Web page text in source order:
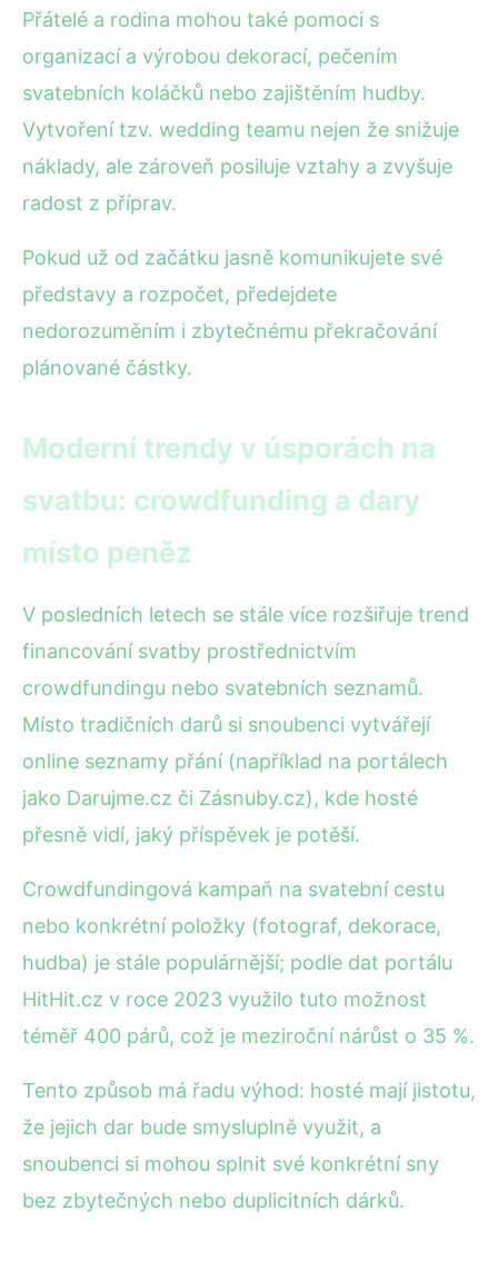
Přátelé a rodina mohou také pomoci s
organizací a výrobou dekorací, pečením
svatebních koláčků nebo zajištěním hudby.
Vytvoření tzv. wedding teamu nejen že snižuje
náklady, ale zároveň posiluje vztahy a zvyšuje
radost z příprav.
Pokud už od začátku jasně komunikujete své
představy a rozpočet, předejdete
nedorozuměním i zbytečnému překračování
plánované částky.
Moderní trendy v úsporách na
svatbu: crowdfunding a dary
místo peněz
V posledních letech se stále více rozšiřuje trend
financování svatby prostřednictvím
crowdfundingu nebo svatebních seznamů.
Místo tradičních darů si snoubenci vytvářejí
online seznamy přání (například na portálech
jako Darujme.cz či Zásnuby.cz), kde hosté
přesně vidí, jaký příspěvek je potěší.
Crowdfundingová kampaň na svatební cestu
nebo konkrétní položky (fotograf, dekorace,
hudba) je stále populárnější; podle dat portálu
HitHit.cz v roce 2023 využilo tuto možnost
téměř 400 párů, což je meziroční nárůst o 35 %.
Tento způsob má řadu výhod: hosté mají jistotu,
že jejich dar bude smysluplně využit, a
snoubenci si mohou splnit své konkrétní sny
bez zbytečných nebo duplicitních dárků.